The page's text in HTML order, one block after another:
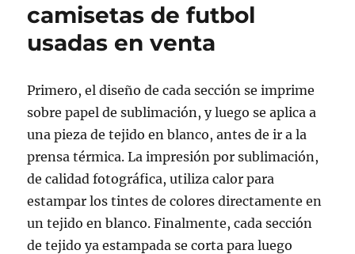
camisetas de futbol
usadas en venta
Primero, el diseño de cada sección se imprime
sobre papel de sublimación, y luego se aplica a
una pieza de tejido en blanco, antes de ir a la
prensa térmica. La impresión por sublimación,
de calidad fotográfica, utiliza calor para
estampar los tintes de colores directamente en
un tejido en blanco. Finalmente, cada sección
de tejido ya estampada se corta para luego